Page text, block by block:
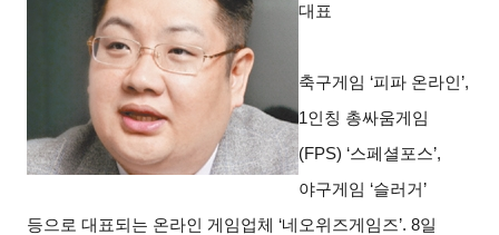
대표
축구게임 ‘피파 온라인’,
1인칭 총싸움게임
(FPS) ‘스페셜포스’,
야구게임 ‘슬러거’
등으로 대표되는 온라인 게임업체 ‘네오위즈게임즈’. 8일